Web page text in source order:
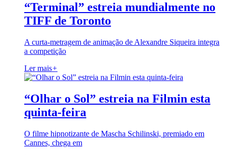
“Terminal” estreia mundialmente no
TIFF de Toronto
A curta-metragem de animação de Alexandre Siqueira integra
a competição
Ler mais+
“Olhar o Sol” estreia na Filmin esta
quinta-feira
O filme hipnotizante de Mascha Schilinski, premiado em
Cannes, chega em